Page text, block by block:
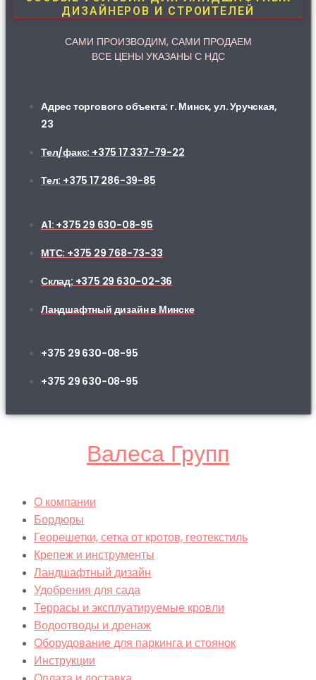
ДИЗАЙНЕРОВ И СТРОИТЕЛЕЙ
САМИ ПРОИЗВОДИМ, САМИ ПРОДАЕМ
ВСЕ ЦЕНЫ УКАЗАНЫ С НДС
Адрес торгового объекта: г. Минск, ул. Уручская,
23
Тел/факс: +375 17 337-79-22
Тел: +375 17 286-39-85
A1: +375 29 630-08-95
МТС: +375 29 768-73-33
Склад: +375 29 630-02-36
Ландшафтный дизайн в Минске
+375 29 630-08-95
+375 29 630-08-95
Валеса Групп
О компании
Бордюры
Георешетки, сетка от кротов, геотекстиль
Крепеж и инструменты
Ландшафтный дизайн
Удобрения для сада
Террасы и эксплуатируемые кровли
Водоотводы и дренаж
Оборудование для паркинга и стоянок
Инструкции